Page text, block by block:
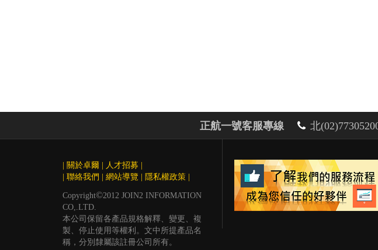
正航一號客服專線 北
關於卓爾 人才招募
聯絡我們 網站導覽 隱私權政策
Copyright©2012 JOIN2 INFORMATION
CO,.LTD.
本公司保留各產品規格解釋、變更、複
製、停止使用等權利。文中所提產品名
稱，分別隸屬該註冊公司所有。